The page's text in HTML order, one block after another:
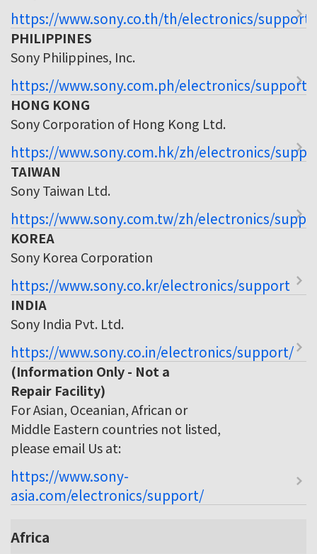
https://www.sony.co.th/th/electronics/support
PHILIPPINES
Sony Philippines, Inc.
https://www.sony.com.ph/electronics/support
HONG KONG
Sony Corporation of Hong Kong Ltd.
https://www.sony.com.hk/zh/electronics/
TAIWAN
Sony Taiwan Ltd.
https://www.sony.com.tw/zh/electronics/
KOREA
Sony Korea Corporation
https://www.sony.co.kr/electronics/support
INDIA
Sony India Pvt. Ltd.
https://www.sony.co.in/electronics/support/
(Information Only - Not a
Repair Facility)
For Asian, Oceanian, African or
Middle Eastern countries not listed,
please email Us at:
https://www.sony-
asia.com/electronics/support/
Africa